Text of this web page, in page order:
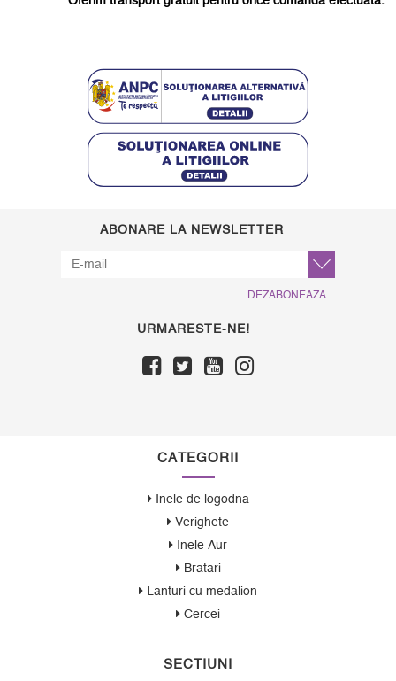
ABONARE LA NEWSLETTER
DEZABONEAZA
URMARESTE-NE!
CATEGORII
Inele de logodna
Verighete
Inele Aur
Bratari
Lanturi cu medalion
Cercei
SECTIUNI